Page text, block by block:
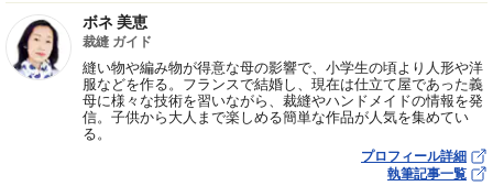
ボネ 美恵
裁縫 ガイド
縫い物や編み物が得意な母の影響で、小学生の頃より人形や洋
服などを作る。フランスで結婚し、現在は仕立て屋であった義
母に様々な技術を習いながら、裁縫やハンドメイドの情報を発
信。子供から大人まで楽しめる簡単な作品が人気を集めてい
る。
プロフィール詳細
執筆記事一覧